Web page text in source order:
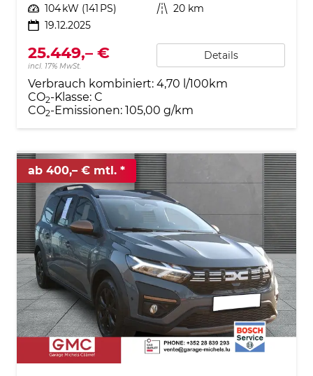
Leistung 104 kW (141 PS) Kilometerstand 20 km
19.12.2025
25.449,– €
incl. 17% MwSt.
Details
Verbrauch kombiniert: 4,70 l/100km
CO2-Klasse: C
CO2-Emissionen: 105,00 g/km
ab 400,– € mtl.